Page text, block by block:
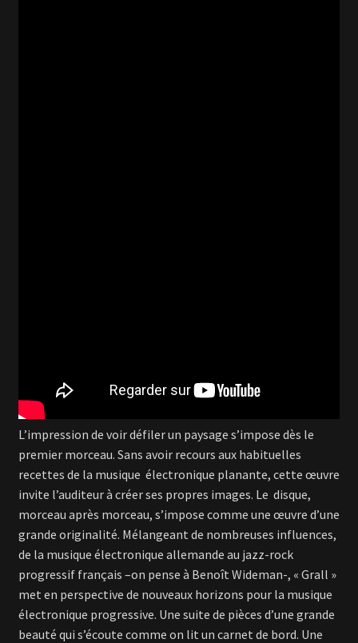
L’impression de voir défiler un paysage s’impose dès le
premier morceau. Sans avoir recours aux habituelles
recettes de la musique électronique planante, cette œuvre
invite l’auditeur à créer ses propres images. Le disque,
morceau après morceau, s’impose comme une œuvre d’une
grande originalité. Mélangeant de nombreuses influences,
de la musique électronique allemande au jazz-rock
progressif français –on pense à Benoît Wideman-, « Grall »
met en perspective de nouveaux horizons pour la musique
électronique progressive. Une suite de pièces d’une grande
beauté qui s’écoute comme on lit un carnet de bord. Une